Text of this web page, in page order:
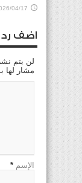
04/17
اضف رد
لن يتم
مشار لها
الإسم *